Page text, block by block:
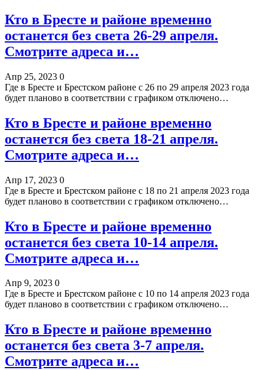
Кто в Бресте и районе временно
останется без света 26-29 апреля.
Смотрите адреса и…
Апр 25, 2023 0
Где в Бресте и Брестском районе с 26 по 29 апреля 2023 года
будет планово в соответствии с графиком отключено…
Кто в Бресте и районе временно
останется без света 18-21 апреля.
Смотрите адреса и…
Апр 17, 2023 0
Где в Бресте и Брестском районе с 18 по 21 апреля 2023 года
будет планово в соответствии с графиком отключено…
Кто в Бресте и районе временно
останется без света 10-14 апреля.
Смотрите адреса и…
Апр 9, 2023 0
Где в Бресте и Брестском районе с 10 по 14 апреля 2023 года
будет планово в соответствии с графиком отключено…
Кто в Бресте и районе временно
останется без света 3-7 апреля.
Смотрите адреса и…